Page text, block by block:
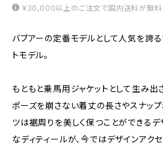
¥30,000以上のご注文で国内送料が無料
バブアーの定番モデルとして人気を誇る
トモデル。
もともと乗馬用ジャケットとして生み出
ポーズを崩さない着丈の長さやスナッ
ツは裾周りを美しく保つことができるデ
なディティールが、今ではデザインアク